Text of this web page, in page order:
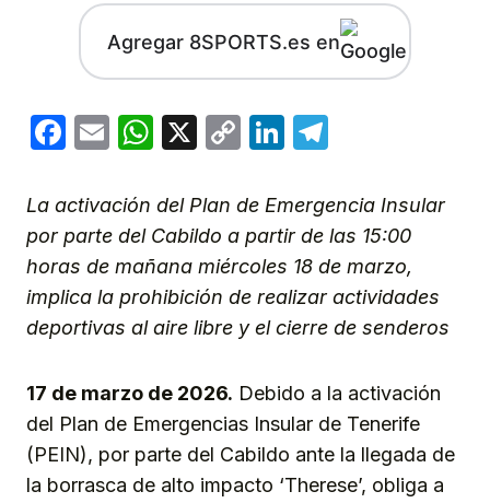
Agregar 8SPORTS.es en
Facebook
EmailWhatsApp
X
CopyLinkedIn
La activación del Plan de Emergencia Insular
por parte del Cabildo a partir de las 15:00
horas de mañana miércoles 18 de marzo,
implica la prohibición de realizar actividades
deportivas al aire libre y el cierre de senderos
17 de marzo de 2026. Debido a la activación
del Plan de Emergencias Insular de Tenerife
(PEIN), por parte del Cabildo ante la llegada de
la borrasca de alto impacto ‘Therese’, obliga a